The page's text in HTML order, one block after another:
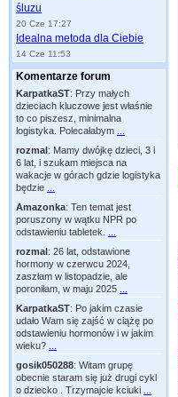
śluzu
20 Cze 17:27
Idealna metoda dla Ciebie
14 Cze 11:53
Komentarze forum
KarpatkaST: Przy małych
dzieciach kluczowe jest właśnie
to co piszesz, minimalna
logistyka. Polecałabym
rozmal: Mamy dwójkę dzieci, 3 i
6 lat, i szukam miejsca na
wakacje w górach gdzie logistyka
będzie
Amazonka: Ten temat jest
poruszony w wątku NPR po
odstawieniu tabletek.
rozmal: 26 lat, odstawione
hormony w czerwcu 2024,
zaszłam w listopadzie, ale
poroniłam, w maju 2025
KarpatkaST: Po jakim czasie
udało Wam się zajść w ciążę po
odstawieniu hormonów i w jakim
wieku?
gosik050288: Witam grupę
obecnie staram się już drugi cykl
o dziecko . Trzymajcie kciuki